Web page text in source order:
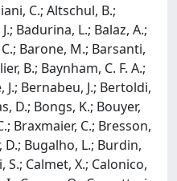
C.; Altschul, B.;
Badurina, L.; Balaz, A.;
Barone, M.; Barsanti,
B.; Baynham, C. F. A.;
J.; Bernabeu, J.; Bertoldi,
D.; Bongs, K.; Bouyer,
Braxmaier, C.; Bresson,
D.; Bugalho, L.; Burdin,
S.; Calmet, X.; Calonico,